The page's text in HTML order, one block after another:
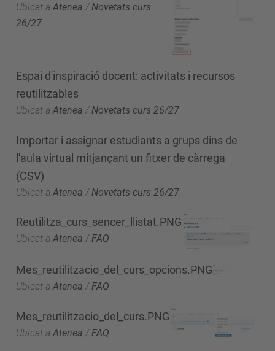
Ubicat a Atenea / Novetats curs
26/27
Espai d'inspiració docent: activitats i recursos
reutilitzables
Ubicat a Atenea /Novetats curs 26/27
Importar i assignar estudiants a grups dins de
l'aula virtual mitjançant un fitxer de càrrega
(CSV)
Ubicat a Atenea / Novetats curs 26/27
Reutilitza_curs_sencer_llistat.PNG
Ubicat a Atenea /FAQ
Mes_reutilitzacio_del_curs_opcions.PNG
Ubicat a Atenea /FAQ
Mes_reutilitzacio_del_curs.PNG
Ubicat a Atenea /FAQ